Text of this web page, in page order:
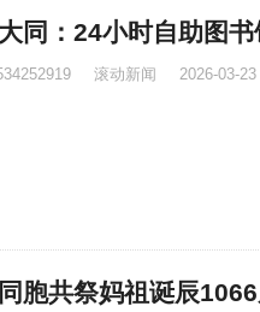
同：24小时自助图
滚动新闻 2026-03-23
胞共祭妈祖诞辰